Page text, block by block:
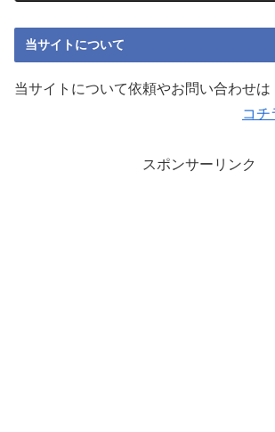
当サイトについて
当サイトについて依頼やお問い合わせは
コチ
スポンサーリンク